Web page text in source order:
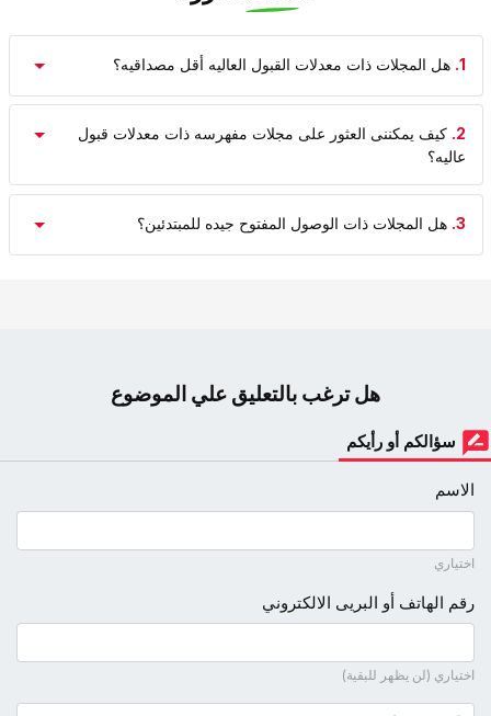
1. هل المجلات ذات معدلات القبول العالیه أقل مصداقیه؟
2. کیف یمکننی العثور على مجلات مفهرسه ذات معدلات قبول
عالیه؟
3. هل المجلات ذات الوصول المفتوح جیده للمبتدئین؟
هل ترغب بالتعليق علي الموضوع
سؤالكم أو رأيكم
الاسم
اختياري
رقم الهاتف أو البريى الالكتروني
اختياري (لن يظهر للبقية)